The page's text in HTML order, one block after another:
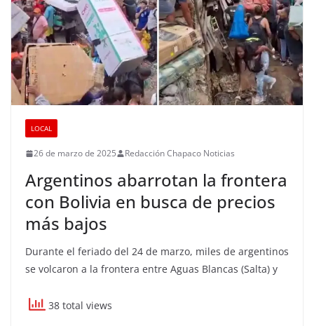
LOCAL
26 de marzo de 2025 Redacción Chapaco Noticias
Argentinos abarrotan la frontera
con Bolivia en busca de precios
más bajos
Durante el feriado del 24 de marzo, miles de argentinos
se volcaron a la frontera entre Aguas Blancas (Salta) y
38 total views